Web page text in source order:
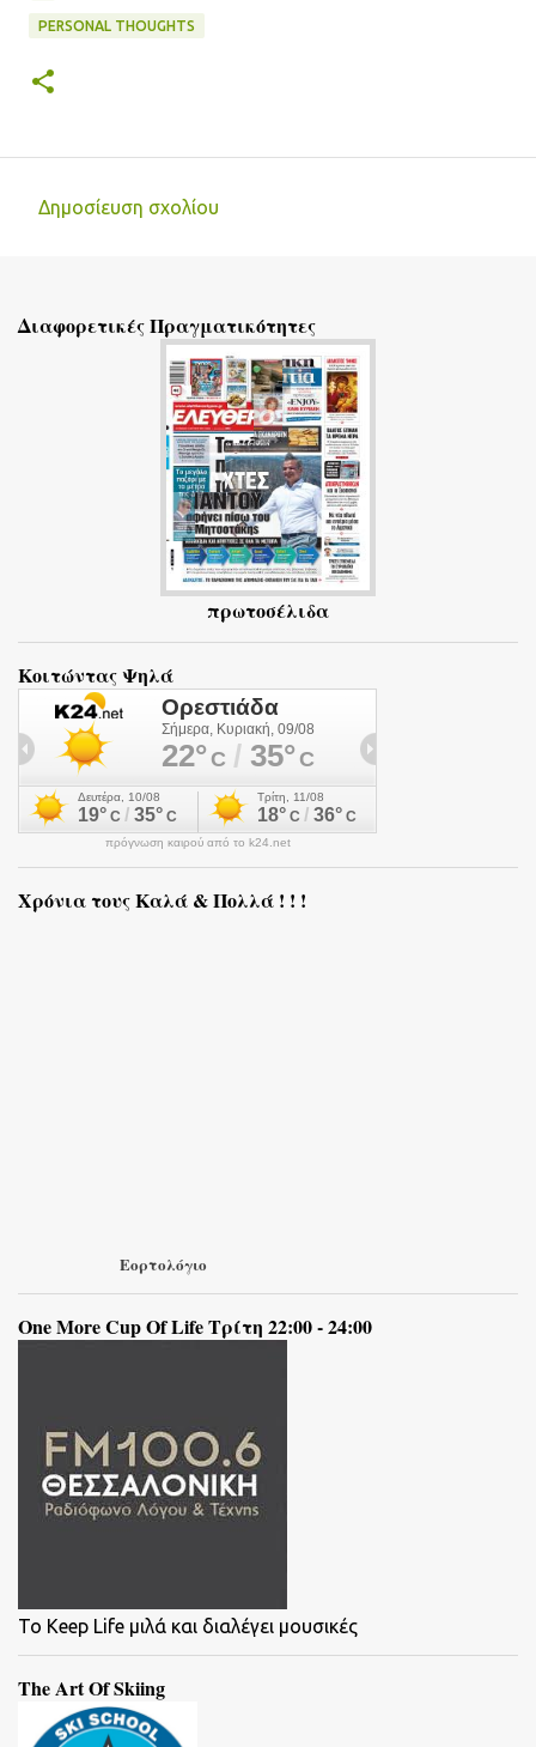
PERSONAL THOUGHTS
λ
Δημοσίευση σχολίου
Διαφορετικές Πραγματικότητες
πρωτοσέλιδα
Κοιτώντας Ψηλά
πρόγνωση καιρού από το k24.net
Χρόνια τους Καλά & Πολλά ! ! !
Εορτολόγιο
One More Cup Of Life Τρίτη 22:00 - 24:00
To Keep Life μιλά και διαλέγει μουσικές
The Art Of Skiing